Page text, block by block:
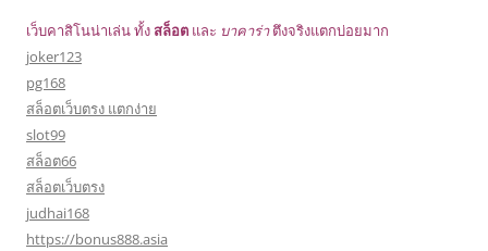
เว็บคาสิโนน่าเล่น ทั้งสล็อต และ บาคาร่าตึงจริงแตกบ่อยมาก
joker123
pg168
สล็อตเว็บตรง แตกง่าย
slot99
สล็อต66
สล็อตเว็บตรง
judhai168
https://bonus888.asia